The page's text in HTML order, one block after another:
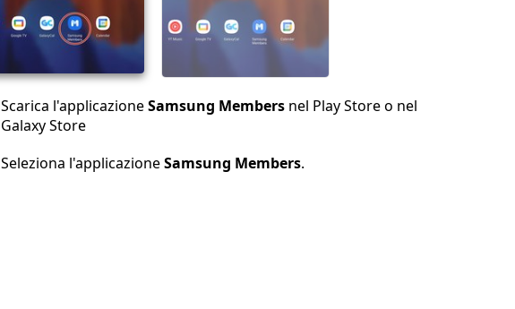
Scarica l'applicazioneSamsung Members nel Play Store o nel
Galaxy Store
Seleziona l'applicazioneSamsung Members.